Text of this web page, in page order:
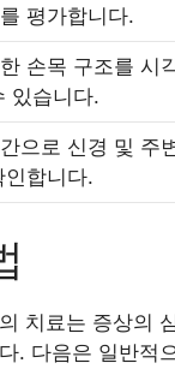
평가합니다.
손목 구조를 시
있습니다.
으로 신경 및 주
인합니다.
치료는 증상의
. 다음은 일반적